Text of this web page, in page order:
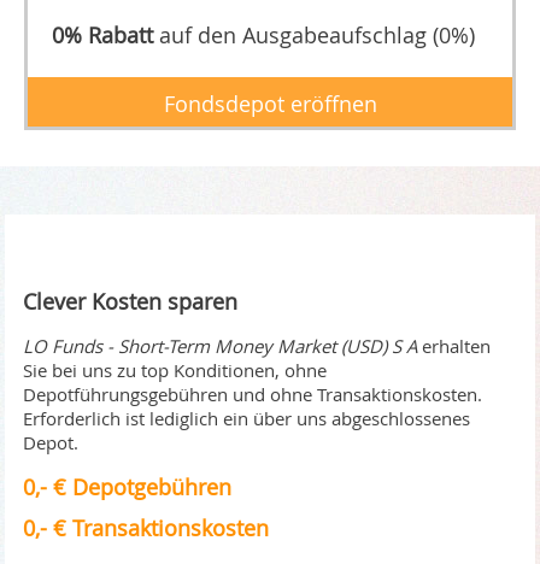
0% Rabattauf den Ausgabeaufschlag (0%)
Fondsdepot eröffnen
Clever Kosten sparen
LO Funds - Short-Term Money Market (USD) S Aerhalten
Sie bei uns zu top Konditionen, ohne
Depotführungsgebühren und ohne Transaktionskosten.
Erforderlich ist lediglich ein über uns abgeschlossenes
Depot.
0,- € Depotgebühren
0,- € Transaktionskosten